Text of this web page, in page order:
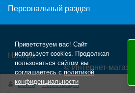
Персональный раздел
Наверх
© Интернет-
Создание и
Войти
Регистрация
Приветствуем вас! Сайт
использует cookies. Продолжая
пользоваться сайтом вы
соглашаетесь сполитикой
конфиденциальности